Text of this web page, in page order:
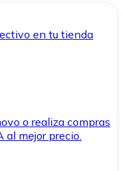
en tu tienda
o realiza compras
al mejor precio.